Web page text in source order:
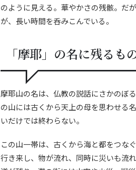
のように見える。華やかさの残骸。だ
が、長い時間を呑みこんでいる。
「摩耶」の名に残るも
摩耶山の名は、仏教の説話にさかのぼ
の山には古くから天上の母を思わせる
いだけでは終わらない。
この山一帯は、古くから海と都をつな
行き来し、物が流れ、同時に災いも流